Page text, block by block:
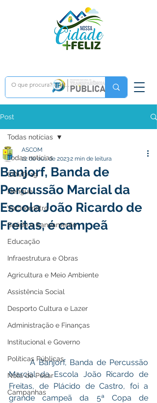
Post
Todas notícias
COVD-19
Dengue
Vacinômetro
Saúde e Saneamento
Educação
Infraestrutura e Obras
Agricultura e Meio Ambiente
Assistência Social
Desporto Cultura e Lazer
Administração e Finanças
Institucional e Governo
Políticas Públicas
Nota de Pesar
Campanhas
Todas notícias
Banjorf, Banda de
Percussão Marcial da
Escola João Ricardo de
Freitas, é campeã
ASCOM
22 de out. de 20232 min de leitura
	A Banjorf, Banda de Percussão
Marcial da Escola João Ricardo de
Freitas, de Plácido de Castro, foi a
grande campeã da 5ª Copa de